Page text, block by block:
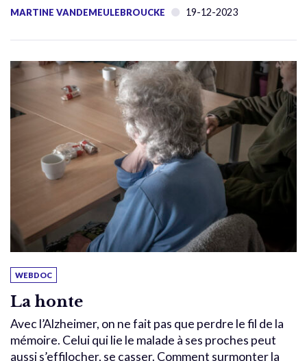
MARTINE VANDEMEULEBROUCKE 19-12-2023
WEBDOC
La honte
Avec l’Alzheimer, on ne fait pas que perdre le fil de la
mémoire. Celui qui lie le malade à ses proches peut
aussi s’effilocher, se casser. Comment surmonter la